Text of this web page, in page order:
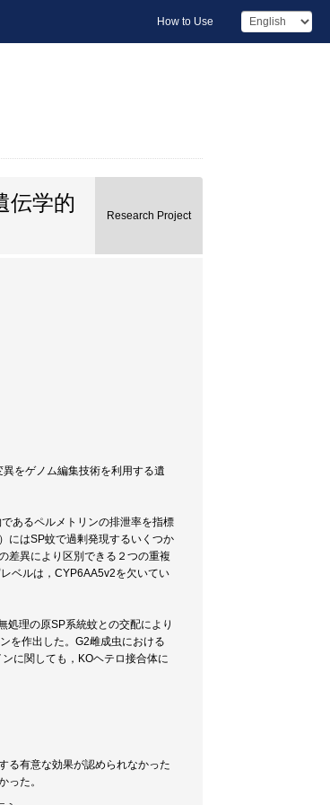
How to Use
伝学的
Research Project
をゲノム編集技術を利用する遺
あるペルメトリンの排泄率を指標
にはSP蚊で過剰発現するいくつか
差異により区別できる２つの重複
ベルは，CYP6AA5v2を欠いてい
理の原SP系統蚊との交配により
を作出した。G2雌成虫における
に関しても，KOヘテロ接合体に
る有意な効果が認められなかった
った。